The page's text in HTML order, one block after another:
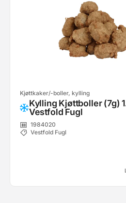
Kjøttkaker/-boller, kylling
Kylling Kjøttboller (7g)
Vestfold Fugl
1984020
Vestfold Fugl